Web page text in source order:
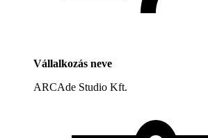
Vállalkozás neve
ARCAde Studio Kft.